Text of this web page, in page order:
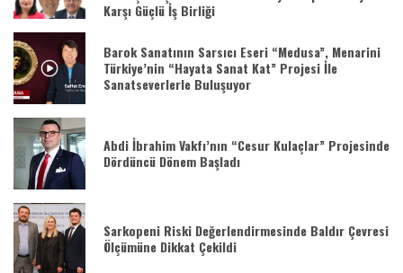
Karşı Güçlü İş Birliği
Barok Sanatının Sarsıcı Eseri “Medusa”, Menarini
Türkiye’nin “Hayata Sanat Kat” Projesi İle
Sanatseverlerle Buluşuyor
Abdi İbrahim Vakfı’nın “Cesur Kulaçlar” Projesinde
Dördüncü Dönem Başladı
Sarkopeni Riski Değerlendirmesinde Baldır Çevresi
Ölçümüne Dikkat Çekildi